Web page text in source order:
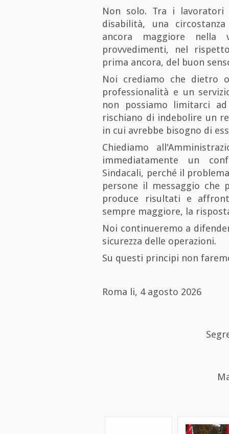
Non solo. Tra i lavoratori
disabilità, una
ancora maggiore nella
provvedimenti, nel
prima ancora, del buon
Noi crediamo che dietro
professionalità e un
non possiamo limitarci
rischiano di indebolire un
in cui avrebbe bisogno di
Chiediamo
immediatamente un
Sindacali, perché il
persone il messaggio che
produce risultati e
sempre maggiore, la
Noi continueremo a
sicurezza delle operazioni.
Su questi principi non
Roma li, 4 agosto 2026